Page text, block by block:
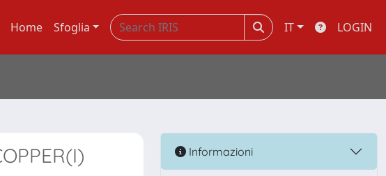
Home Sfoglia IT LOGIN
Informazioni